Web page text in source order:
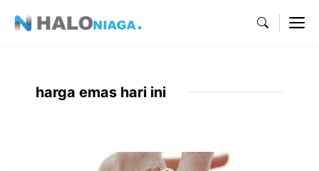
harga emas hari ini